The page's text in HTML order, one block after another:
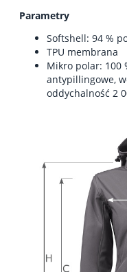
Parametry
Softshell: 94 %
TPU membrana
Mikro polar: 100
antypillingowe,
oddychalność 2